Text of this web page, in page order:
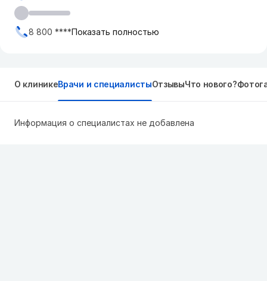
8 800 ****Показать полностью
О клиникеВрачи и специалистыОтзывыЧто нового?
Информация о специалистах не добавлена